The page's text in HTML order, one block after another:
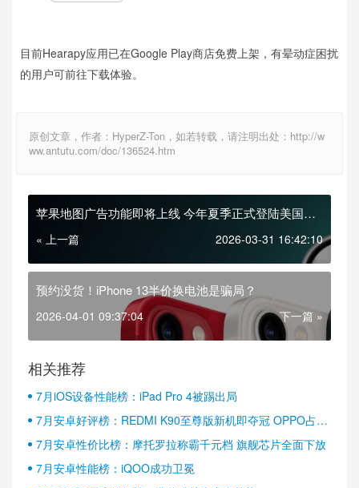
目前Hearapy应用已在Google Play商店免费上架，有晕动症困扰
的用户可前往下载体验。
原创文章，作者：HyperZ-Ton，如若转载，请注明出处：http://w
ww.antutu.com/doc/136524.htm
苹果地图广告功能即将上线 今年夏季正式登陆美国和
加拿大
« 上一篇 2026-03-31 16:42:10
预约没货！iPhone 13半价换电池是骗局？
2026-04-01 09:37:04 下一篇 »
相关推荐
7月iOS设备性能榜：iPad Pro 4被踢出局
7月安卓好评榜：REDMI K90至尊版新机即夺冠 OPPO占据
半壁江山
7月安卓性价比榜：摩托罗拉称霸千元档 旗舰芯片全面下放
7月安卓性能榜：iQOO成功卫冕